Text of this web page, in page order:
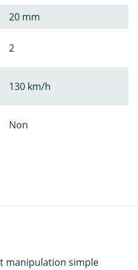
20 mm
2
130 km/h
Non
manipulation simple